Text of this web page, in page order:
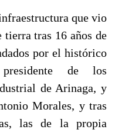
que vio
tras 16 años de
por el histórico
de los
de Arinaga, y
Morales, y tras
las de la propia